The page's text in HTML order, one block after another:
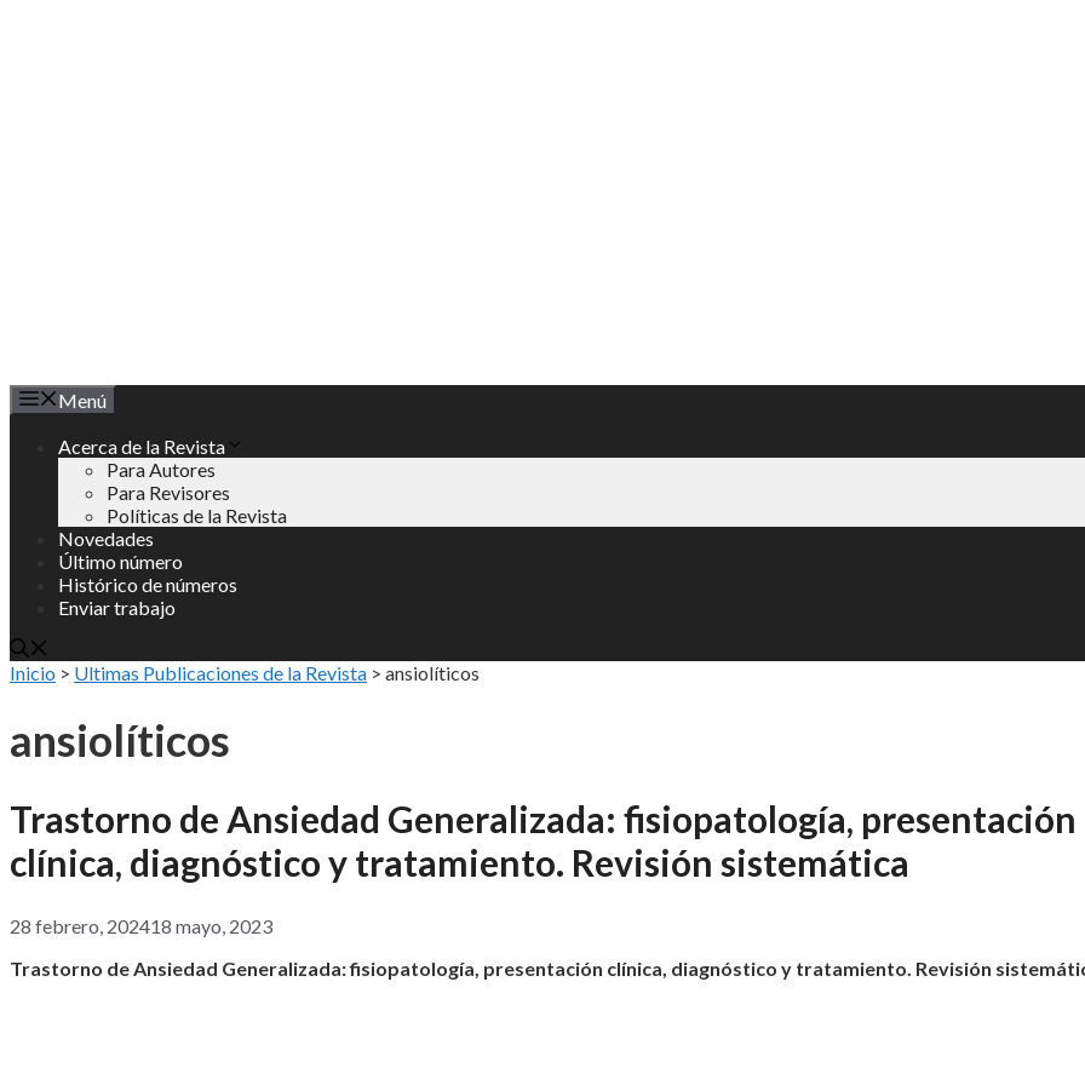
Menú
Acerca de la Revista
Para Autores
Para Revisores
Políticas de la Revista
Novedades
Último número
Histórico de números
Enviar trabajo
Inicio > Ultimas Publicaciones de la Revista > ansiolíticos
ansiolíticos
Trastorno de Ansiedad Generalizada: fisiopatología, presentación
clínica, diagnóstico y tratamiento. Revisión sistemática
28 febrero, 202418 mayo, 2023
Trastorno de Ansiedad Generalizada: fisiopatología, presentación clínica, diagnóstico y tratamiento. Revisión